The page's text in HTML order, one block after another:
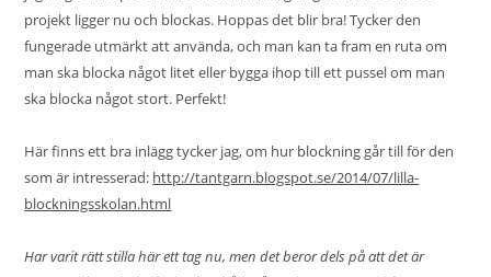
projekt ligger nu och blockas. Hoppas det blir bra! Tycker den
fungerade utmärkt att använda, och man kan ta fram en ruta om
man ska blocka något litet eller bygga ihop till ett pussel om man
ska blocka något stort. Perfekt!
Här finns ett bra inlägg tycker jag, om hur blockning går till för den
som är intresserad: http://tantgarn.blogspot.se/2014/07/lilla-
blockningsskolan.html
Har varit rätt stilla här ett tag nu, men det beror dels på att det är